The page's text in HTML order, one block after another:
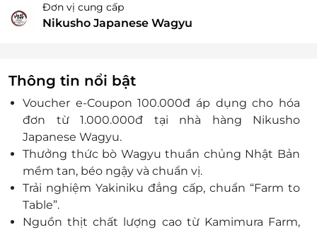
Đơn vị cung cấp
Nikusho Japanese Wagyu
Thông tin nổi bật
Voucher e-Coupon 100.000đ áp dụng cho hóa
đơn từ 1.000.000đ tại nhà hàng Nikusho
Japanese Wagyu.
Thưởng thức bò Wagyu thuần chủng Nhật Bản
mềm tan, béo ngậy và chuẩn vị.
Trải nghiệm Yakiniku đẳng cấp, chuẩn “Farm to
Table”.
Nguồn thịt chất lượng cao từ Kamimura Farm,